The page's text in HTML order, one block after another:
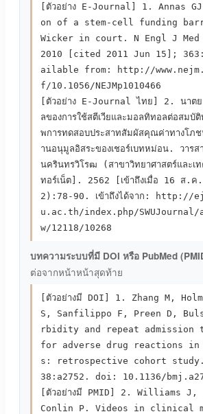
[ตัวอย่าง E-Journal] 1. Annas
on of a stem-cell funding
Wicker in court. N Engl J
2010 [cited 2011 Jun 15];
ailable from: http://
f/10.1056/NEJMp1010466
[ตัวอย่าง E-Journal ไทย] 2. นาต
ลของการใช้สตีเวียและมอลทิทอลต่อสมบั
พการทดสอบประสาทสัมผัสคุณค่าทางโภ
านอนุมูลอิสระของเชอร์เบทหม่อน. วารส
นครินทรวิโรฒ (สาขาวิทยาศาสตร์และเ
ทอร์เน็ต]. 2562 [เข้าถึงเมื่อ 16 ส.
2):78-90. เข้าถึงได้จาก: http://
u.ac.th/index.php/
w/12118/10268
บทความระบบที่มี DOI หรือ PubMed
ต่อจากหน้าหน้าสุดท้าย
[ตัวอย่างมี DOI] 1. Zhang M,
S, Sanfilippo F, Preen D,
rbidity and repeat admission
for adverse drug reactions
s: retrospective cohort study.
38:a2752. doi: 10.1136/
[ตัวอย่างมี PMID] 2. Williams J,
Conlin P. Videos in clinical